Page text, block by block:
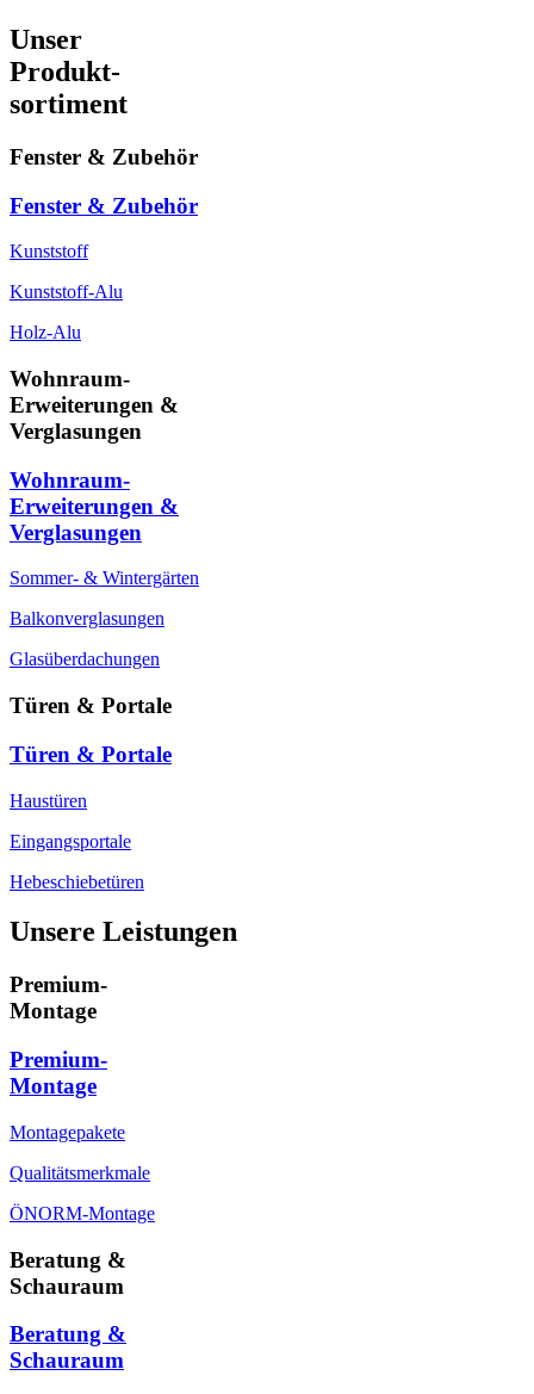
Unser
Produkt-
sortiment
Fenster & Zubehör
Fenster & Zubehör
Kunststoff
Kunststoff-Alu
Holz-Alu
Wohnraum-
Erweiterungen &
Verglasungen
Wohnraum-
Erweiterungen &
Verglasungen
Sommer- & Wintergärten
Balkonverglasungen
Glasüberdachungen
Türen & Portale
Türen & Portale
Haustüren
Eingangsportale
Hebeschiebetüren
Unsere Leistungen
Premium-
Montage
Premium-
Montage
Montagepakete
Qualitätsmerkmale
ÖNORM-Montage
Beratung &
Schauraum
Beratung &
Schauraum